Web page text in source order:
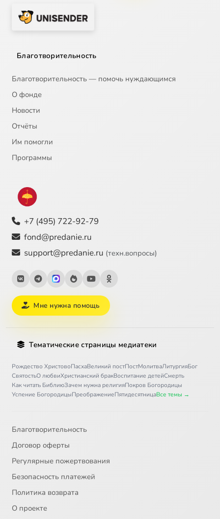
Благотворительность
Благотворительность — помочь нуждающимся
О фонде
Новости
Отчёты
Им помогли
Программы
+7 (495) 722-92-79
fond@predanie.ru
support@predanie.ru (техн.вопросы)
Мне нужна помощь
Тематические страницы медиатеки
Рождество ХристовоПасхаВеликий постПостМолитваЛитургияБог
СвятостьО любвиХристианский бракВоспитание детейСмерть
Как читать БиблиюЗачем нужна религияПокров Богородицы
Успение БогородицыПреображениеПятидесятницаВсе темы →
Благотворительность
Договор оферты
Регулярные пожертвования
Безопасность платежей
Политика возврата
О проекте